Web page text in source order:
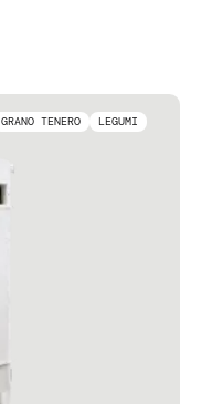
GRANO TENERO
LEGUMI